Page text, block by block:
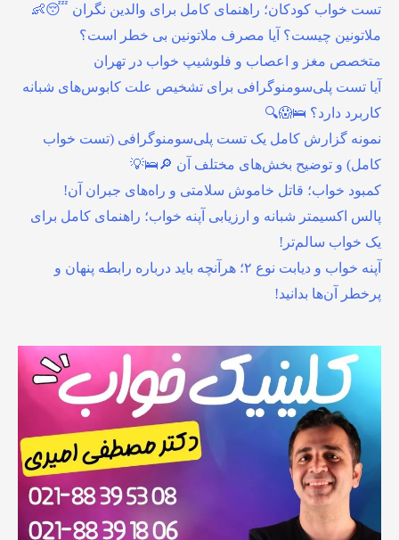
تست خواب کودکان؛ راهنمای کامل برای والدین نگران 😴👶
ملاتونین چیست؟ آیا مصرف ملاتونین بی خطر است؟
متخصص مغز و اعصاب و فلوشیپ خواب در تهران
آیا تست پلی‌سومنوگرافی برای تشخیص علت کابوس‌های شبانه
کاربرد دارد؟ 🛌😱🔍
نمونه گزارش کامل یک تست پلی‌سومنوگرافی (تست خواب
کامل) و توضیح بخش‌های مختلف آن 🔎🛌💡
کمبود خواب؛ قاتل خاموش سلامتی و راه‌های جبران آن!
پالس اکسیمتر شبانه و ارزیابی آپنه خواب؛ راهنمای کامل برای
یک خواب سالم‌تر!
آپنه خواب و دیابت نوع ۲؛ هرآنچه باید درباره رابطه پنهان و
پرخطر آن‌ها بدانید!